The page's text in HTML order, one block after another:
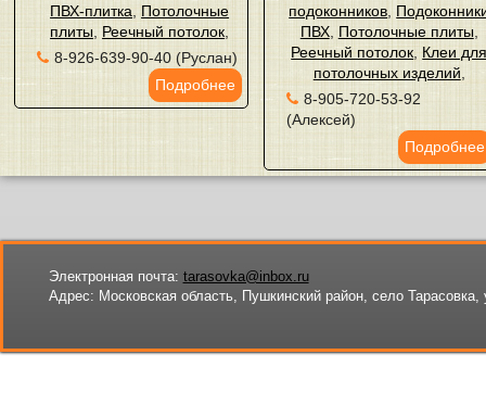
ПВХ-плитка
Потолочные
плиты Реечный потолок
8-926-639-90-40 (Руслан)
Подробнее
подоконников
ПВХ, Потолочные плиты,
Реечный потолок Клеи
потолочных изделий
8-905-720-53-92
(Алексей)
Подробнее
Электронная почта: tarasovka@inbox.ru
Адрес: Московская область, Пушкинский район, село